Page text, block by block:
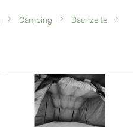
Camping
Dachzelte